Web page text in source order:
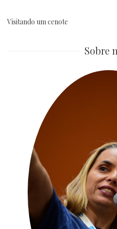
Visitando um cenote
Sobre